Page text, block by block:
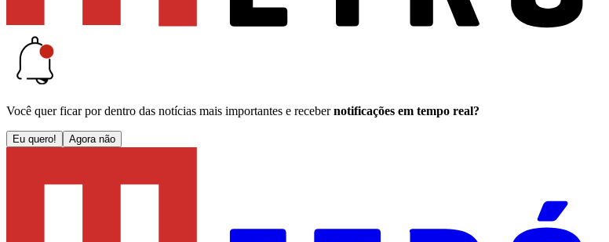
Você quer ficar por dentro das notícias mais importantes e receber notificações em tempo real?
Eu quero! Agora não